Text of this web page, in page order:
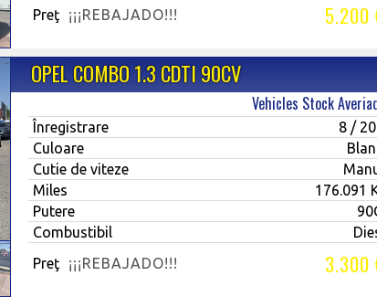
Preţ
¡¡¡REBAJADO!!! 5.200
OPEL COMBO 1.3 CDTI 90CV
Vehicles Stock
Înregistrare
8 /
Culoare
Cutie de viteze
Miles
176.091
Putere
Combustibil
Preţ
¡¡¡REBAJADO!!! 3.300